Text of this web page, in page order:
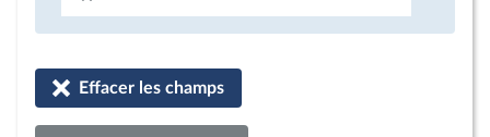
Effacer les champs